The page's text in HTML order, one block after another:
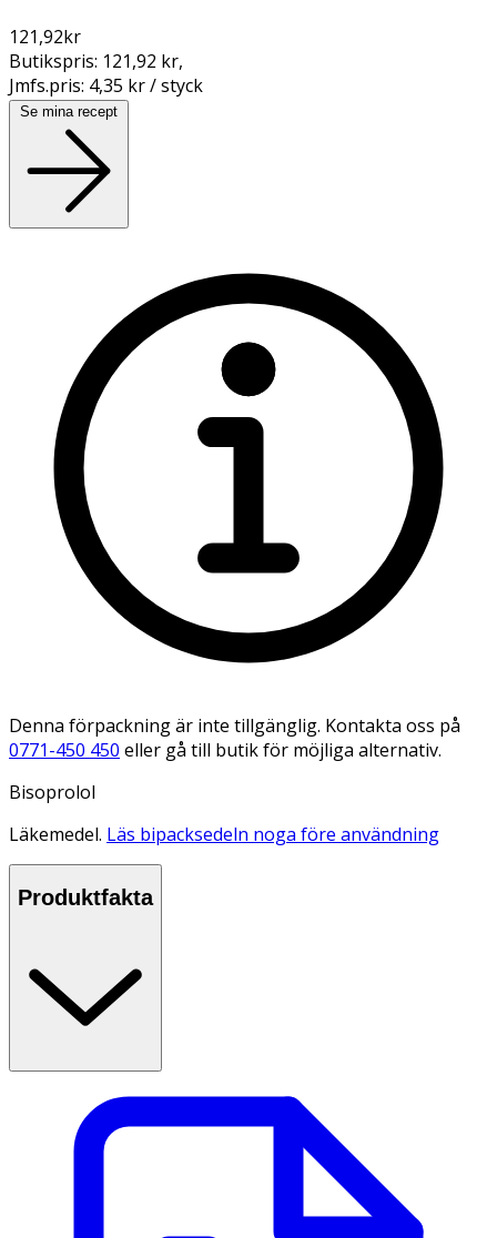
121,92kr
Butikspris: 121,92 kr,
Jmfs.pris: 4,35 kr / styck
Se mina recept
Denna förpackning är inte tillgänglig. Kontakta oss på
0771-450 450 eller gå till butik för möjliga alternativ.
Bisoprolol
Läkemedel. Läs bipacksedeln noga före användning
Produktfakta